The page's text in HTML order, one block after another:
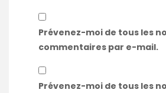
Prévenez-moi de tous les
commentaires par e-mail.
Prévenez-moi de tous les